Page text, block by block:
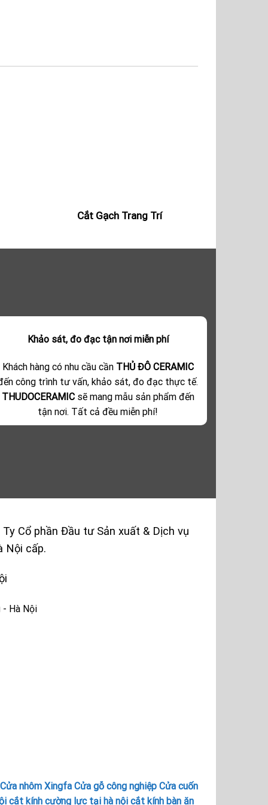
Cắt Gạch Trang Trí
Khảo sát, đo đạc tận nơi miễn phí
Khách hàng có nhu cầu cần THỦ ĐÔ CERAMIC
công trình tư vấn, khảo sát, đo đạc thực tế.
THUDOCERAMICsẽ mang mẫu sản phẩm đến
tận nơi. Tất cả đều miễn phí!
Ty Cổ phần Đầu tư Sản xuất & Dịch vụ
Nội cấp.
- Hà Nội
Cửa nhôm Xingfa Cửa gỗ công nghiệp Cửa cuốn
cắt kính cường lực tại hà nội cắt kính bàn ăn